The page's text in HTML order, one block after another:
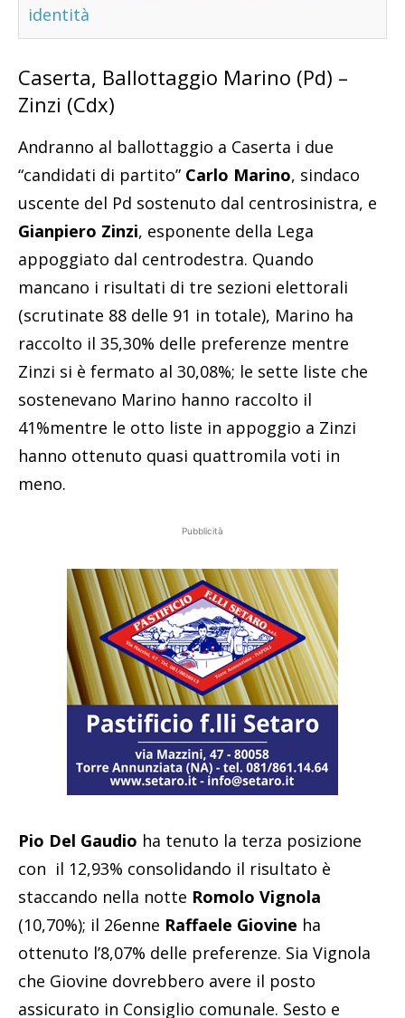
identità
Caserta, Ballottaggio Marino (Pd) –
Zinzi (Cdx)
Andranno al ballottaggio a Caserta i due
“candidati di partito” Carlo Marino, sindaco
uscente del Pd sostenuto dal centrosinistra, e
Gianpiero Zinzi, esponente della Lega
appoggiato dal centrodestra. Quando
mancano i risultati di tre sezioni elettorali
(scrutinate 88 delle 91 in totale), Marino ha
raccolto il 35,30% delle preferenze mentre
Zinzi si è fermato al 30,08%; le sette liste che
sostenevano Marino hanno raccolto il
41%mentre le otto liste in appoggio a Zinzi
hanno ottenuto quasi quattromila voti in
meno.
Pubblicità
Pio Del Gaudio ha tenuto la terza posizione
con il 12,93% consolidando il risultato è
staccando nella notte Romolo Vignola
(10,70%); il 26enne Raffaele Giovine ha
ottenuto l’8,07% delle preferenze. Sia Vignola
che Giovine dovrebbero avere il posto
assicurato in Consiglio comunale. Sesto e